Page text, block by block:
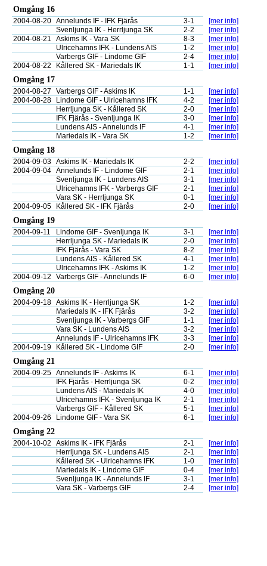
Omgång 16
2004-08-20 Annelunds IF - IFK Fjärås 3-1
[mer info]
Svenljunga IK - Herrljunga SK
2-2
[mer info]
2004-08-21
Askims IK - Vara SK 8-3
[mer info]
Ulricehamns IFK - Lundens AIS
1-2
[mer info]
Varbergs GIF - Lindome GIF
2-4
[mer info]
2004-08-22
Kållered SK - Mariedals IK 1-1 [mer info]
Omgång 17
2004-08-27 Varbergs GIF - Askims IK 1-1
[mer info]
2004-08-28
Lindome GIF - Ulricehamns IFK 4-2
[mer info]
Herrljunga SK - Kållered SK
2-0
[mer info]
IFK Fjärås - Svenljunga IK
3-0
[mer info]
Lundens AIS - Annelunds IF
4-1
[mer info]
Mariedals IK - Vara SK
1-2 [mer info]
Omgång 18
2004-09-03 Askims IK - Mariedals IK 2-2
[mer info]
2004-09-04 Annelunds IF - Lindome GIF 2-1
[mer info]
Svenljunga IK - Lundens AIS
3-1
[mer info]
Ulricehamns IFK - Varbergs GIF
2-1
[mer info]
Vara SK - Herrljunga SK
0-1
[mer info]
2004-09-05
Kållered SK - IFK Fjärås 2-0 [mer info]
Omgång 19
2004-09-11 Lindome GIF - Svenljunga IK 3-1
[mer info]
Herrljunga SK - Mariedals IK
2-0
[mer info]
IFK Fjärås - Vara SK
8-2
[mer info]
Lundens AIS - Kållered SK
4-1
[mer info]
Ulricehamns IFK - Askims IK
1-2
[mer info]
2004-09-12
Varbergs GIF - Annelunds IF 6-0 [mer info]
Omgång 20
2004-09-18 Askims IK - Herrljunga SK 1-2
[mer info]
Mariedals IK - IFK Fjärås
3-2
[mer info]
Svenljunga IK - Varbergs GIF
1-1
[mer info]
Vara SK - Lundens AIS
3-2
[mer info]
Annelunds IF - Ulricehamns IFK
3-3
[mer info]
2004-09-19
Kållered SK - Lindome GIF 2-0 [mer info]
Omgång 21
2004-09-25 Annelunds IF - Askims IK 6-1
[mer info]
IFK Fjärås - Herrljunga SK
0-2
[mer info]
Lundens AIS - Mariedals IK
4-0
[mer info]
Ulricehamns IFK - Svenljunga IK
2-1
[mer info]
Varbergs GIF - Kållered SK
5-1
[mer info]
2004-09-26
Lindome GIF - Vara SK 6-1 [mer info]
Omgång 22
2004-10-02 Askims IK - IFK Fjärås 2-1
[mer info]
Herrljunga SK - Lundens AIS
2-1
[mer info]
Kållered SK - Ulricehamns IFK
1-0
[mer info]
Mariedals IK - Lindome GIF
0-4
[mer info]
Svenljunga IK - Annelunds IF
3-1
[mer info]
Vara SK - Varbergs GIF
2-4 [mer info]